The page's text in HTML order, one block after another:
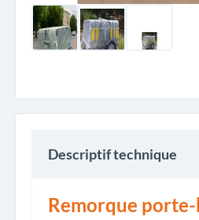
Descriptif technique
Remorque